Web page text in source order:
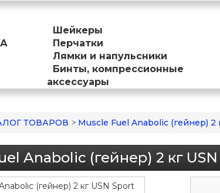
Шейкеры
Перчатки
Лямки и напульсники
Бинты, компрессионные
аксессуары
ТОВАРОВ > Muscle Fuel Anabolic (гейнер) 2
Anabolic (гейнер) 2 кг